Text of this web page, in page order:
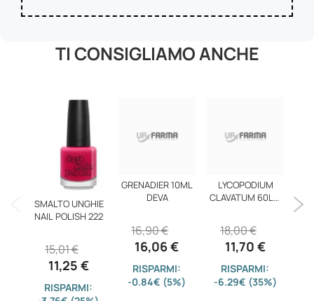
TI CONSIGLIAMO ANCHE
SMALTO UNGHIE
NAIL POLISH 222
11,25 €
15,01 €
RISPARMI:
GRENADIER 10ML
DEVA
16,06 €
16,90 €
RISPARMI:
-0.84€ (5%)
LYCOPODIUM
CLAVATUM 60LM
11,70 €
18,00 €
RISPARMI:
-6.29€ (35%)